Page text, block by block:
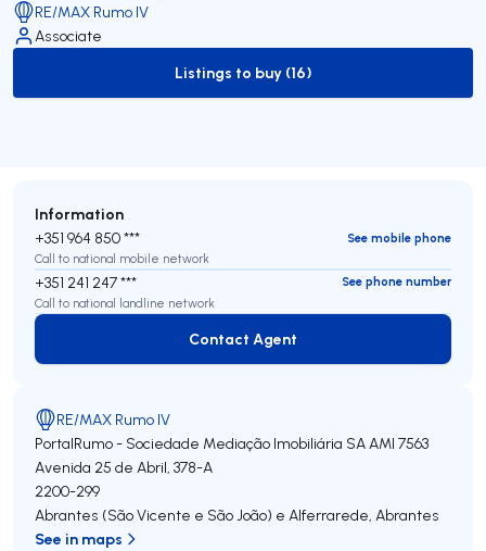
RE/MAX Rumo IV
Associate
to-buy-listing
Listings to buy (16)
Information
+351 964 850 ***
See mobile phone
Call to national mobile network
+351 241 247 ***
See phone number
Call to national landline network
Contact Agent
Contact Agent
RE/MAX Rumo IV
PortalRumo - Sociedade Mediação Imobiliária SAAMI 7563
Avenida 25 de Abril, 378-A
2200-299
Abrantes (São Vicente e São João) e Alferrarede, Abrantes
See in maps